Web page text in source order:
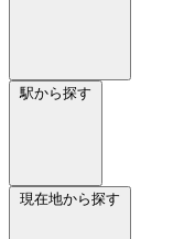
駅から探す
現在地から探す